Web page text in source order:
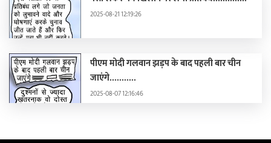
2025-08-21 12:19:26
पीएम मोदी गलवान झड़प के बाद पहली बार चीन
जाएंगे...........
2025-08-07 12:16:46